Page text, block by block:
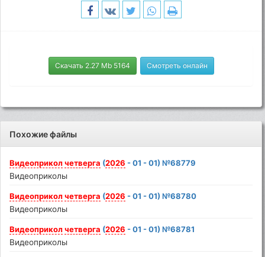
Скачать 2.27 Mb 5164 Смотреть онлайн
Похожие файлы
Видеоприкол четверга (2026 - 01 - 01) №68779
Видеоприколы
Видеоприкол четверга (2026 - 01 - 01) №68780
Видеоприколы
Видеоприкол четверга (2026 - 01 - 01) №68781
Видеоприколы